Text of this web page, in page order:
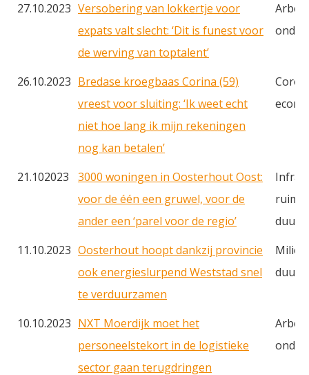
27.10.2023 Versobering van lokkertje voor
expats valt slecht: ‘Dit is funest voor
de werving van toptalent’
26.10.2023 Bredase kroegbaas Corina (59)
vreest voor sluiting: ‘Ik weet echt
niet hoe lang ik mijn rekeningen
nog kan betalen’
21.102023
3000 woningen in Oosterhout Oost:
voor de één een gruwel, voor de
ander een ‘parel voor de regio’
11.10.2023 Oosterhout hoopt dankzij provincie
ook energieslurpend Weststad snel
te verduurzamen
10.10.2023 NXT Moerdijk moet het
personeelstekort in de logistieke
sector gaan terugdringen